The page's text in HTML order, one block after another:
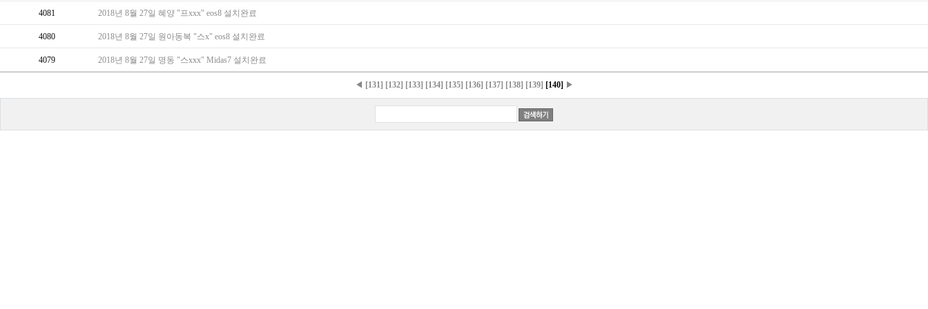
4081 2018년 8월 27일 혜양 "프xxx" eos8 설치완료
4080 2018년 8월 27일 원아동복 "스x" eos8 설치완료
4079 2018년 8월 27일 명동 "스xxx" Midas7 설치완료
◀ [131] [132] [133] [134] [135] [136] [137] [138] [139] [140] ▶